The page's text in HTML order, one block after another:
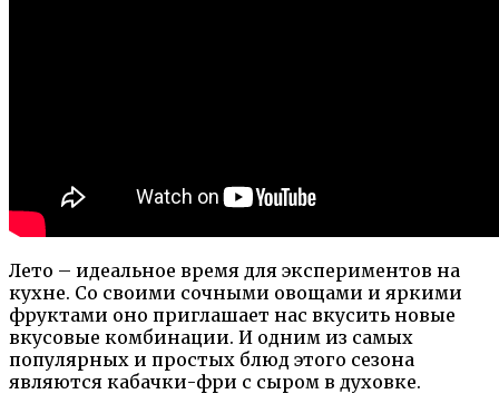
Лето – идеальное время для экспериментов на
кухне. Со своими сочными овощами и яркими
фруктами оно приглашает нас вкусить новые
вкусовые комбинации. И одним из самых
популярных и простых блюд этого сезона
являются кабачки-фри с сыром в духовке.